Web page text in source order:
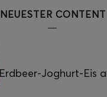
NEUESTER CONTENT
Erdbeer-Joghurt-Eis